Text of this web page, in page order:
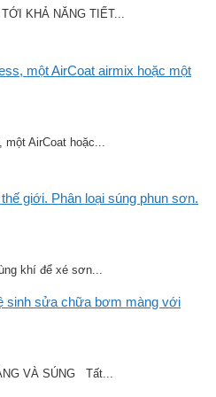
KHẢ NĂNG TIẾT...
một AirCoat airmix hoặc một
AirCoat hoặc...
giới. Phân loại súng phun sơn.
khí để xé sơn...
sinh sửa chữa bơm màng với
VÀ SÚNG Tất...